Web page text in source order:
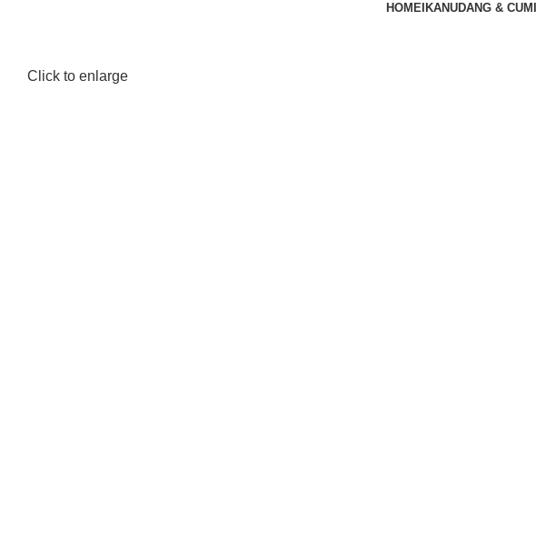
HOMEIKANUDANG & CUMI
Click to enlarge